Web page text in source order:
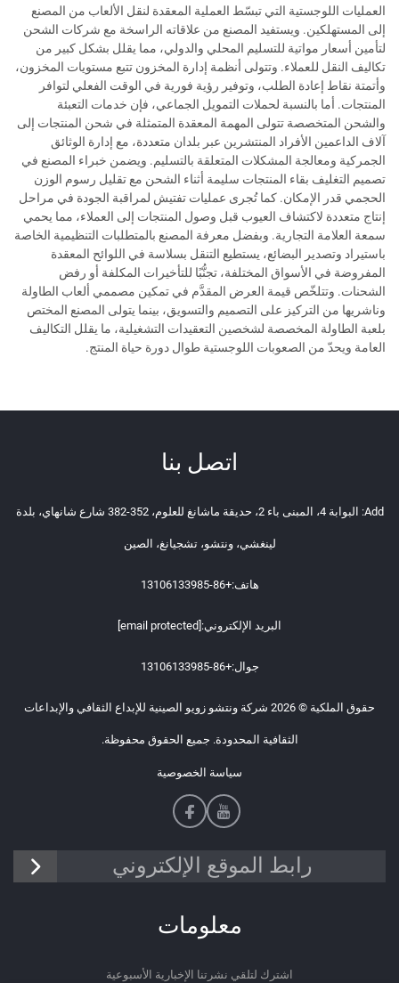
العمليات اللوجستية التي تبسّط العملية المعقدة لنقل الألعاب من المصنع
إلى المستهلكين. ويستفيد المصنع من علاقاته الراسخة مع شركات الشحن
لتأمين أسعار مواتية للتسليم المحلي والدولي، مما يقلل بشكل كبير من
تكاليف النقل للعملاء. وتتولى أنظمة إدارة المخزون تتبع مستويات المخزون،
وأتمتة نقاط إعادة الطلب، وتوفير رؤية فورية في الوقت الفعلي لتوافر
المنتجات. أما بالنسبة لحملات التمويل الجماعي، فإن خدمات التعبئة
والشحن المتخصصة تتولى المهمة المعقدة المتمثلة في شحن المنتجات إلى
آلاف الداعمين الأفراد المنتشرين عبر بلدان متعددة، مع إدارة الوثائق
الجمركية ومعالجة المشكلات المتعلقة بالتسليم. ويضمن خبراء المصنع في
تصميم التغليف بقاء المنتجات سليمة أثناء الشحن مع تقليل رسوم الوزن
الحجمي قدر الإمكان. كما تُجرى عمليات تفتيش لمراقبة الجودة في مراحل
إنتاج متعددة لاكتشاف العيوب قبل وصول المنتجات إلى العملاء، مما يحمي
سمعة العلامة التجارية. وبفضل معرفة المصنع بالمتطلبات التنظيمية الخاصة
باستيراد وتصدير البضائع، يستطيع التنقل بسلاسة في اللوائح المعقدة
المفروضة في الأسواق المختلفة، تجنُّبًا للتأخيرات المكلفة أو رفض
الشحنات. وتتلخّص قيمة العرض المقدَّم في تمكين مصممي ألعاب الطاولة
وناشريها من التركيز على التصميم والتسويق، بينما يتولى المصنع المختص
بلعبة الطاولة المخصصة لشخصين التعقيدات التشغيلية، ما يقلل التكاليف
العامة ويحدّ من الصعوبات اللوجستية طوال دورة حياة المنتج.
اتصل بنا
Add: البوابة 4، المبنى باء 2، حديقة ماشانغ للعلوم، 352-382 شارع شانهاي، بلدة
لينغشي، ونتشو، تشجيانغ، الصين
هاتف:+86-13106133985
البريد الإلكتروني:[email protected]
جوال:+86-13106133985
حقوق الملكية © 2026 شركة ونتشو زويو الصينية للإبداع الثقافي والإبداعات
الثقافية المحدودة. جميع الحقوق محفوظة.
سياسة الخصوصية
رابط الموقع الإلكتروني
معلومات
اشترك لتلقي نشرتنا الإخبارية الأسبوعية